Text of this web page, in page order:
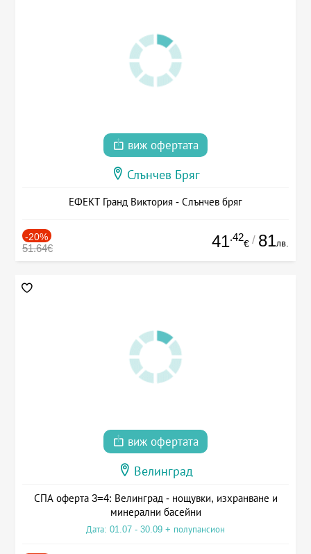
виж офертата
Слънчев Бряг
ЕФЕКТ Гранд Виктория - Слънчев бряг
-20%
51.64€ 41.42
€ / 81лв.
виж офертата
Велинград
СПА оферта 3=4: Велинград - нощувки, изхранване и
минерални басейни
Дата: 01.07 - 30.09 + полупансион